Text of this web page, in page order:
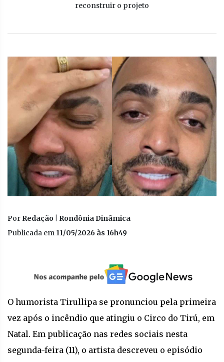
reconstruir o projeto
Por Redação | Rondônia Dinâmica
Publicada em 11/05/2026 às 16h49
O humorista Tirullipa se pronunciou pela primeira
vez após o incêndio que atingiu o Circo do Tirú, em
Natal. Em publicação nas redes sociais nesta
segunda-feira (11), o artista descreveu o episódio